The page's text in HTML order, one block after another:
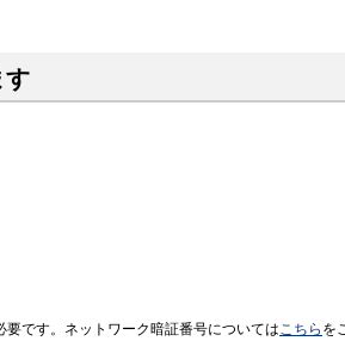
す
です。ネットワーク暗証番号についてはこちら を